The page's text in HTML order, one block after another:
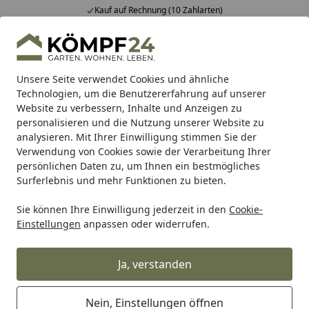
Unsere Seite verwendet Cookies und ähnliche
Technologien, um die Benutzererfahrung auf unserer
Website zu verbessern, Inhalte und Anzeigen zu
personalisieren und die Nutzung unserer Website zu
analysieren. Mit Ihrer Einwilligung stimmen Sie der
Verwendung von Cookies sowie der Verarbeitung Ihrer
persönlichen Daten zu, um Ihnen ein bestmögliches
Surferlebnis und mehr Funktionen zu bieten.
Sie können Ihre Einwilligung jederzeit in den Cookie-
Einstellungen anpassen oder widerrufen.
Ja, verstanden
Nein, Einstellungen öffnen
Kauf auf Rechnung (10 Zahlarten)
Alle Produkte
Mein Konto
Suchen
Startseite
Teich Teichpumpe Wasserspielpumpe Heissner
Heissner Solar-Pumpen-Set ca.550
l/h